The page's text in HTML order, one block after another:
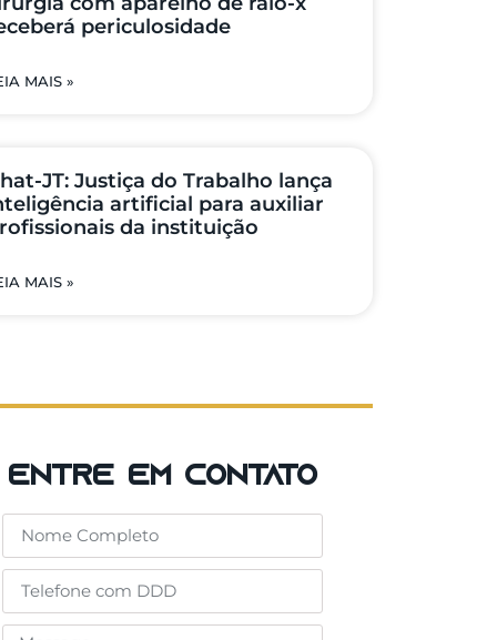
periculosidade
MAIS »
JT: Justiça do Trabalho lança
artificial para auxiliar
da instituição
MAIS »
entre em contato